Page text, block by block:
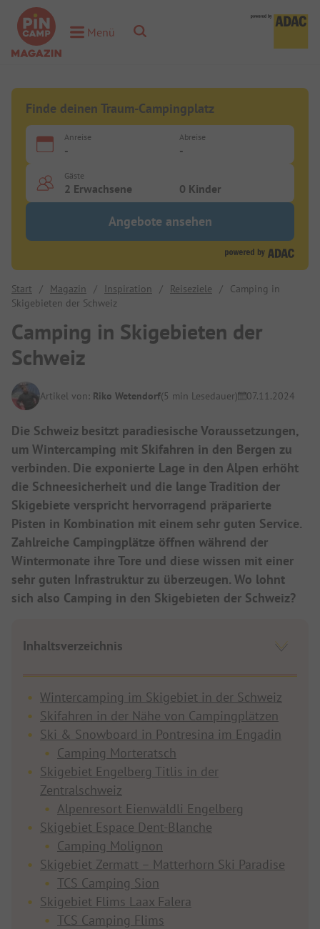
Toggle Menu
Menü Toggle Search
Finde deinen Traum-Campingplatz
Anreise
-
Abreise
-
Gäste
2 Erwachsene 0 Kinder
Angebote ansehen
Start / Magazin / Inspiration / Reiseziele /
Camping in
Skigebieten der Schweiz
Camping in Skigebieten der
Schweiz
Artikel von: Riko Wetendorf(5 min Lesedauer) 07.11.2024
Die Schweiz besitzt paradiesische Voraussetzungen,
um Wintercamping mit Skifahren in den Bergen zu
verbinden. Die exponierte Lage in den Alpen erhöht
die Schneesicherheit und die lange Tradition der
Skigebiete verspricht hervorragend präparierte
Pisten in Kombination mit einem sehr guten Service.
Zahlreiche Campingplätze öffnen während der
Wintermonate ihre Tore und diese wissen mit einer
sehr guten Infrastruktur zu überzeugen. Wo lohnt
sich also Camping in den Skigebieten der Schweiz?
Inhaltsverzeichnis
Wintercamping im Skigebiet in der Schweiz
Skifahren in der Nähe von Campingplätzen
Ski & Snowboard in Pontresina im Engadin
Camping Morteratsch
Skigebiet Engelberg Titlis in der
Zentralschweiz
Alpenresort Eienwäldli Engelberg
Skigebiet Espace Dent-Blanche
Camping Molignon
Skigebiet Zermatt – Matterhorn Ski Paradise
TCS Camping Sion
Skigebiet Flims Laax Falera
TCS Camping Flims